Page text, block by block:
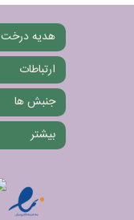
هدیه درخت
ارتباطات
جنبش ها
بیشتر